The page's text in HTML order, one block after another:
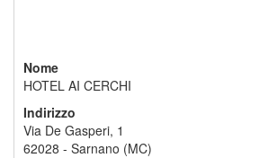
Nome
HOTEL AI CERCHI
Indirizzo
Via De Gasperi, 1
62028 - Sarnano (MC)